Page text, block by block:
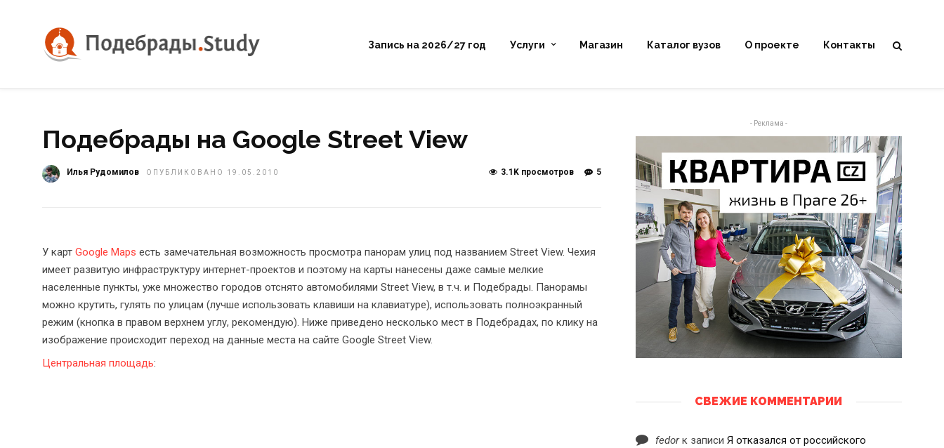
Запись на 2026/27 год Услуги Магазин Каталог вузов О проекте Контакты
Подебрады на Google Street View
Илья Рудомилов ОПУБЛИКОВАНО 19.05.2010 5
3.1K просмотров
У карт Google Maps есть замечательная возможность просмотра панорам улиц под названием Street View. Чехия
имеет развитую инфраструктуру интернет-проектов и поэтому на карты нанесены даже самые мелкие
населенные пункты, уже множество городов отснято автомобилями Street View, в т.ч. и Подебрады. Панорамы
можно крутить, гулять по улицам (лучше использовать клавиши на клавиатуре), использовать полноэкранный
режим (кнопка в правом верхнем углу, рекомендую). Ниже приведено несколько мест в Подебрадах, по клику на
изображение происходит переход на данные места на сайте Google Street View.
Центральная площадь:
- Реклама -
СВЕЖИЕ КОММЕНТАРИИ
fedorк записи Я отказался от российского